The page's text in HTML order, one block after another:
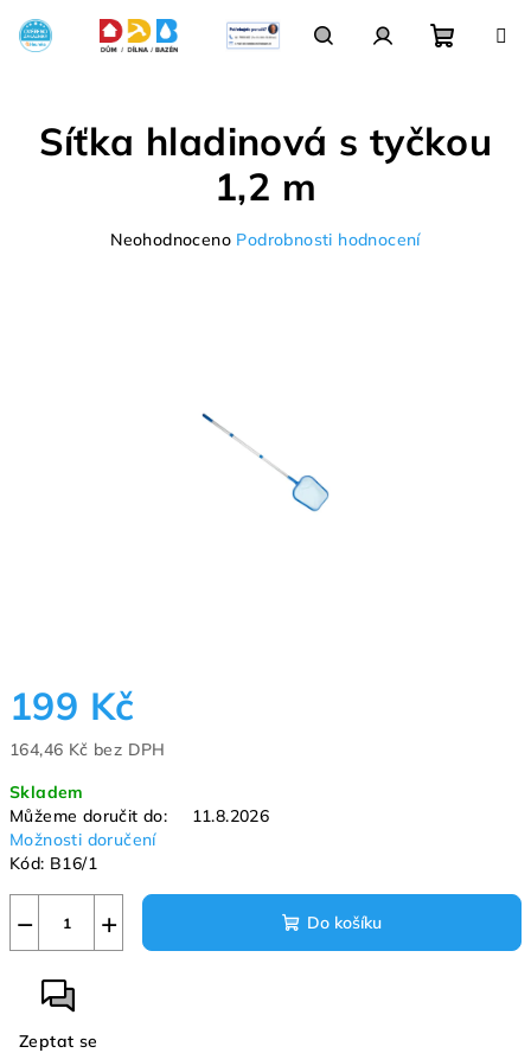
obsah
košík
199 Kč
164,46 Kč bez DPH
cena:
Skladem
Můžeme doručit do:
11.8.2026
Možnosti doručení
Kód: B16/1
+
− Do košíku
Zeptat se
Síťka hladinová s tyčkou
1,2 m
Průměrné
Neohodnoceno Podrobnosti hodnocení